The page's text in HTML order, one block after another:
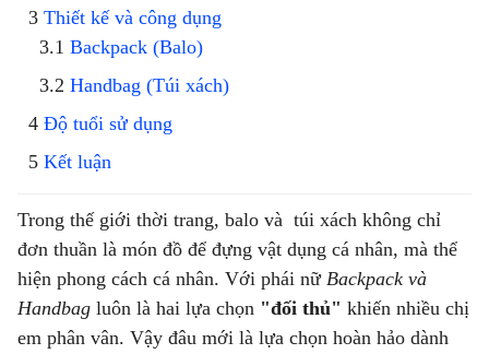
Thiết kế và công dụng
Backpack (Balo)
Handbag (Túi xách)
Độ tuổi sử dụng
Kết luận
Trong thế giới thời trang, balo và túi xách không chỉ
đơn thuần là món đồ để đựng vật dụng cá nhân, mà thể
hiện phong cách cá nhân. Với phái nữ Backpack và
Handbag luôn là hai lựa chọn "đối thủ" khiến nhiều chị
em phân vân. Vậy đâu mới là lựa chọn hoàn hảo dành